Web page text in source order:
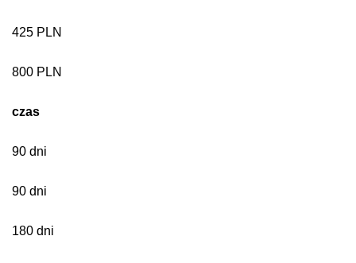
425 PLN
800 PLN
czas
90 dni
90 dni
180 dni